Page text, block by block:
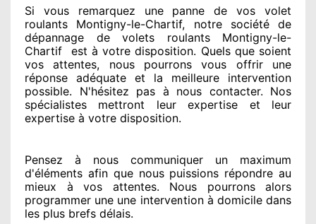
Si vous remarquez une panne de vos volet
roulants Montigny-le-Chartif, notre sociétéde
dépannage de volets roulants Montigny-le-
Chartif
est à votre disposition. Quels que soient
vos attentes, nous pourrons vous offrirune
réponse adéquate et la meilleure intervention
possible. N'hésitez pas à nous contacter. Nos
spécialistes mettront leur expertise et leur
expertise à votre disposition.
Pensez à nous communiquer un maximum
d'éléments afin que nous puissions répondre au
mieux à vos attentes. Nous pourrons alors
programmer une une intervention à domiciledans
les plus brefs délais.